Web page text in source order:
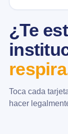
¿Te
Toca cada
hacer